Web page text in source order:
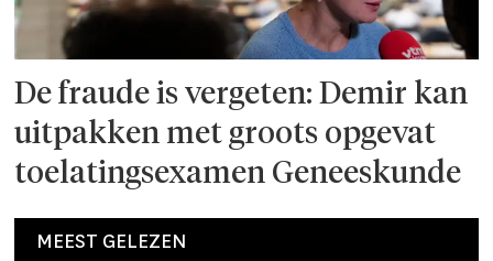
De fraude is vergeten: Demir kan
uitpakken met groots opgevat
toelatingsexamen Geneeskunde
MEEST GELEZEN